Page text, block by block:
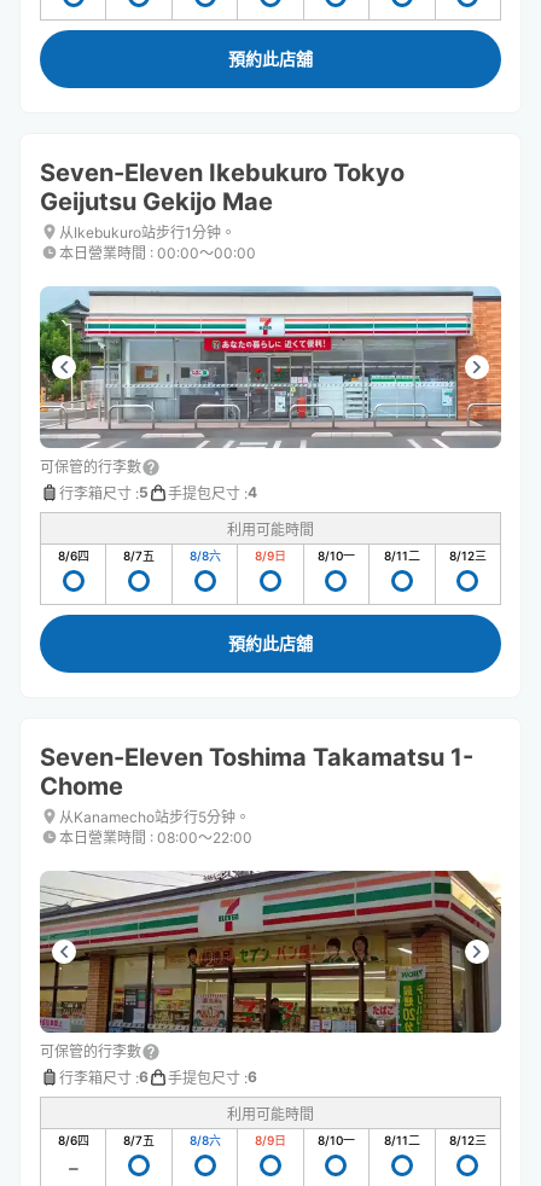
預約此店舖
Seven-Eleven Ikebukuro Tokyo
Geijutsu Gekijo Mae
从Ikebukuro站步行1分钟。
本日營業時間 : 00:00〜00:00
可保管的行李數
行李箱尺寸 :5 手提包尺寸 :4
利用可能時間
8/6四 8/7五 8/8六 8/9日 8/10一 8/11二 8/12三
預約此店舖
Seven-Eleven Toshima Takamatsu 1-
Chome
从Kanamecho站步行5分钟。
本日營業時間 : 08:00〜22:00
可保管的行李數
行李箱尺寸 :6 手提包尺寸 :6
利用可能時間
8/6四 8/7五 8/8六 8/9日 8/10一 8/11二 8/12三